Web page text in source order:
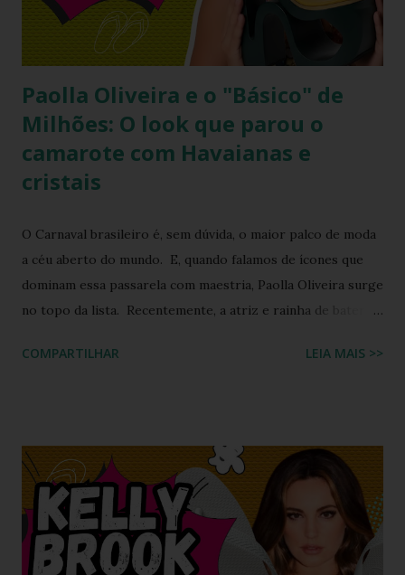
Paolla Oliveira e o "Básico" de
Milhões: O look que parou o
camarote com Havaianas e
cristais
O Carnaval brasileiro é, sem dúvida, o maior palco de moda
a céu aberto do mundo. E, quando falamos de ícones que
dominam essa passarela com maestria, Paolla Oliveira surge
no topo da lista. Recentemente, a atriz e rainha de bateria
preparação para o Camarote Havaianas , na Sapucaí. Com o
matéria, mergulhamos nos detalhes técnicos e estéticos do
look, com foco especial no calçado que desafiou as leis da
gravidade e da moda: o salto plataforma construído com
Havaianas . A ironia da "Basiquinha": O figurino de joias
Antes de chegarmos aos pés, precisamos falar sobre a
COMPARTILHAR LEIA MAIS >>